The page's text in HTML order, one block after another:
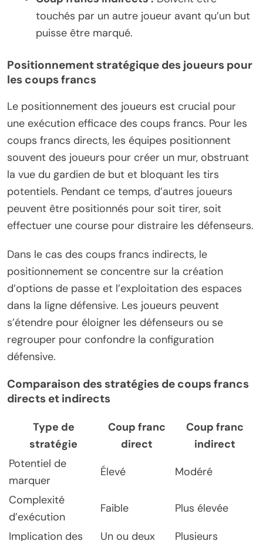
touchés par un autre joueur avant qu’un but
puisse être marqué.
Positionnement stratégique des joueurs pour
les coups francs
Le positionnement des joueurs est crucial pour
une exécution efficace des coups francs. Pour les
coups francs directs, les équipes positionnent
souvent des joueurs pour créer un mur, obstruant
la vue du gardien de but et bloquant les tirs
potentiels. Pendant ce temps, d’autres joueurs
peuvent être positionnés pour soit tirer, soit
effectuer une course pour distraire les défenseurs.
Dans le cas des coups francs indirects, le
positionnement se concentre sur la création
d’options de passe et l’exploitation des espaces
dans la ligne défensive. Les joueurs peuvent
s’étendre pour éloigner les défenseurs ou se
regrouper pour confondre la configuration
défensive.
Comparaison des stratégies de coups francs
directs et indirects
Type de
stratégie
Coup franc
direct
Coup franc
indirect
Potentiel de
marquer
Élevé
Modéré
Complexité
d’exécution
Faible
Plus élevée
Implication des
Un ou deux
Plusieurs